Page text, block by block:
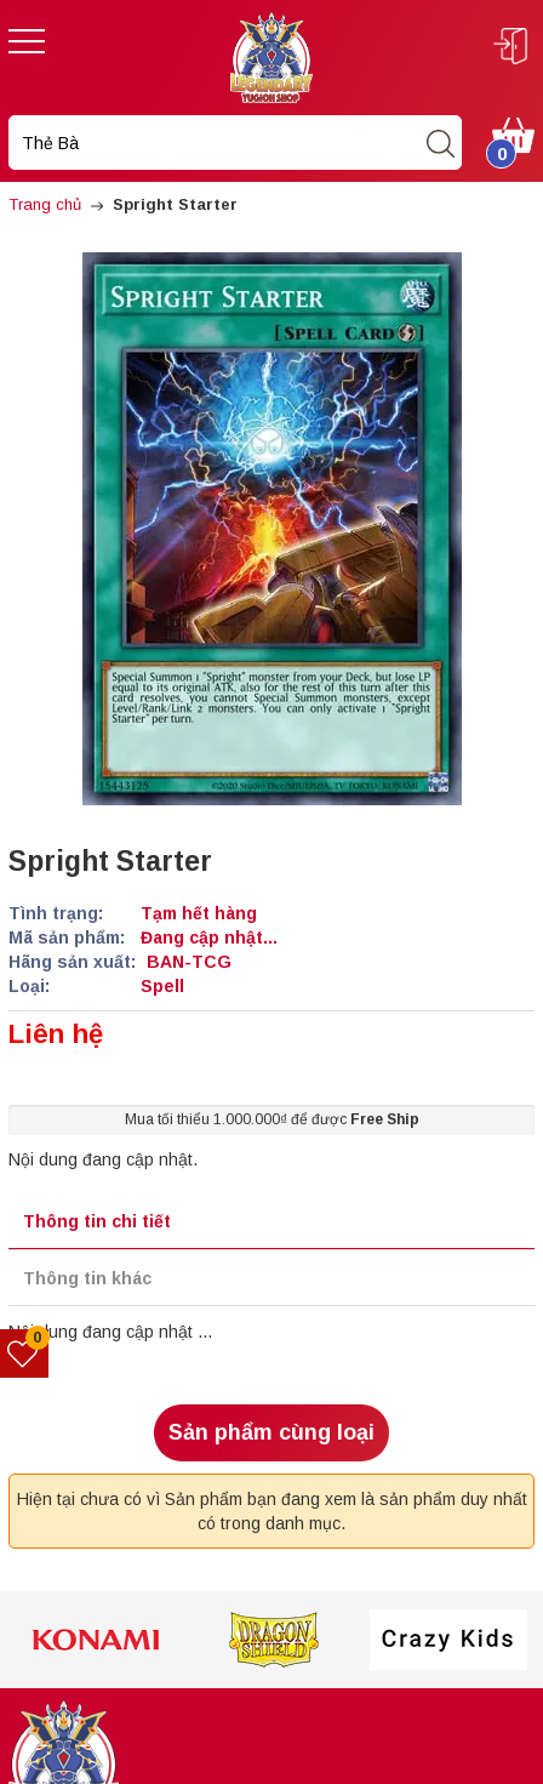
0
Trang chủ Spright Starter
Spright Starter
Tình trạng:
Tạm hết hàng
Mã sản phẩm:
Đang cập nhật...
Hãng sản xuất:
BAN-TCG
Loại:
Spell
Liên hệ
Mua tối thiểu 1.000.000₫ để được Free Ship
Nội dung đang cập nhật.
Thông tin chi tiết
Thông tin khác
Nội dung đang cập nhật ...
Sản phẩm cùng loại
Hiện tại chưa có vì Sản phẩm bạn đang xem là sản phẩm duy nhất
có trong danh mục.
0